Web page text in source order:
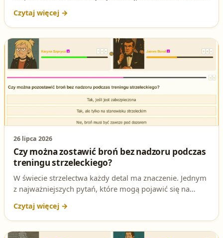
podstawę prawną, by dobrze przygotować się do testu.
26 lipca 2026
Czy można zostawić broń bez nadzoru podczas
treningu strzeleckiego?
W świecie strzelectwa każdy detal ma znaczenie. Jednym
z najważniejszych pytań, które mogą pojawić się na
pozostawiania broni bez nadzoru. Czy wiesz, jak
odpowiedzieć poprawnie? Sprawdź się i przygotuj do
egzaminu z nami!